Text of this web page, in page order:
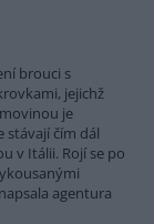
brouci s
jejichž
je
stávají čím dál
v Itálii. Rojí se po
agentura